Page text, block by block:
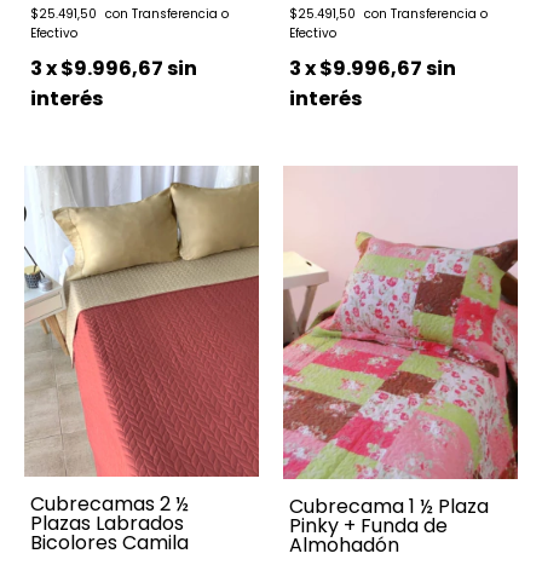
$25.491,50
3x$9.996,67sin
interés
$25.491,50
3x$9.996,67sin
interés
Cubrecamas 2 ½
Plazas Labrados
Bicolores Camila
Cubrecama 1 ½ Plaza
Pinky + Funda de
Almohadón